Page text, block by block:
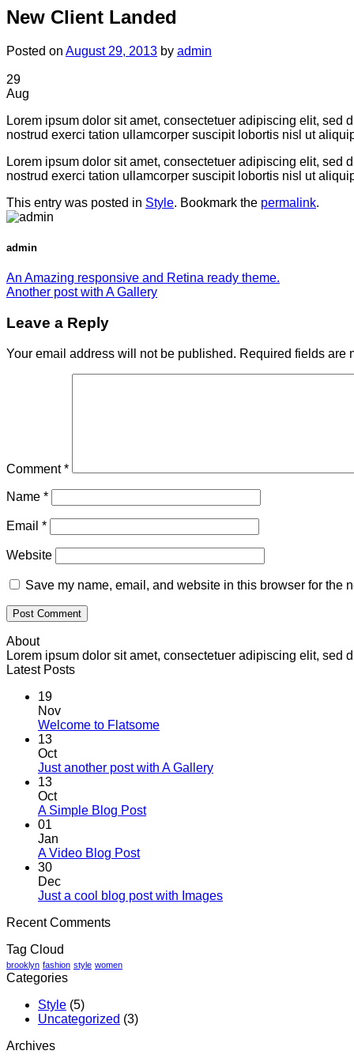
New Client Landed
Posted on August 29, 2013 by admin
29
Aug
Lorem ipsum dolor sit amet, consectetuer adipiscing elit,
nostrud exerci tation ullamcorper suscipit lobortis nisl ut
Lorem ipsum dolor sit amet, consectetuer adipiscing elit,
nostrud exerci tation ullamcorper suscipit lobortis nisl ut
This entry was posted in Style. Bookmark the permalink.
admin
An Amazing responsive and Retina ready theme.
Another post with A Gallery
Leave a Reply
Your email address will not be published. Required fields are
Comment*
Name *
Email *
Website
Save my name, email, and website in this browser for the
About
Lorem ipsum dolor sit amet, consectetuer adipiscing elit, sed
Latest Posts
19
Nov
Welcome to FlatsomeNo
Welcome
13
Oct
Just another post with A GalleryNo
13
Oct
A Simple Blog PostNo
Post
01
Jan
A Video Blog PostNo
A
30
Dec
Just a cool blog post with ImagesNo
Recent Comments
Tag Cloud
brooklyn fashion style women
Categories
Style (5)
Uncategorized (3)
Archives